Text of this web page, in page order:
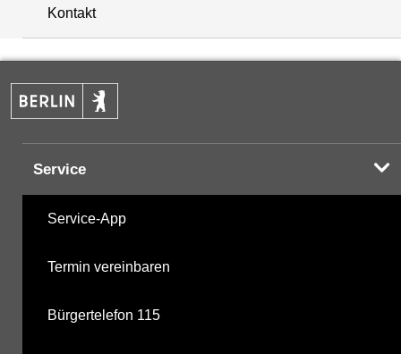
+
−
Kontakt
Service
Service-App
Termin vereinbaren
Bürgertelefon 115